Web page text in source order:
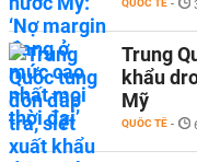
QUỐC TẾ -
Trung
khẩu
Mỹ
QUỐC TẾ -